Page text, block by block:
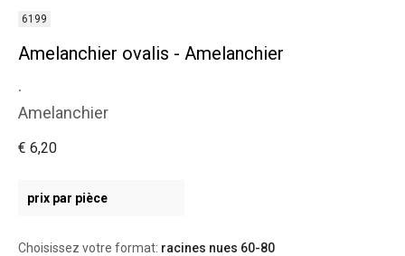
6199
Amelanchier ovalis - Amelanchier
.
Amelanchier
€ 6,20
prix par pièce
Choisissez votre format: racines nues 60-80